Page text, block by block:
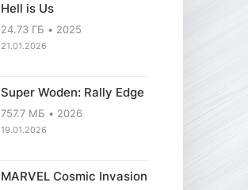
Hell is Us
24.73 ГБ 2025
21.01.2026
Super Woden: Rally Edge
757.7 МБ 2026
19.01.2026
MARVEL Cosmic Invasion